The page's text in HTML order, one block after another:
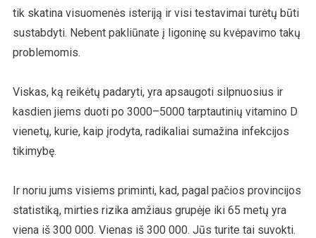
tik skatina visuomenės isteriją ir visi testavimai turėtų būti
sustabdyti. Nebent pakliūnate į ligoninę su kvėpavimo takų
problemomis.
Viskas, ką reikėtų padaryti, yra apsaugoti silpnuosius ir
kasdien jiems duoti po 3000–5000 tarptautinių vitamino D
vienetų, kurie, kaip įrodyta, radikaliai sumažina infekcijos
tikimybę.
Ir noriu jums visiems priminti, kad, pagal pačios provincijos
statistiką, mirties rizika amžiaus grupėje iki 65 metų yra
viena iš 300 000. Vienas iš 300 000. Jūs turite tai suvokti.